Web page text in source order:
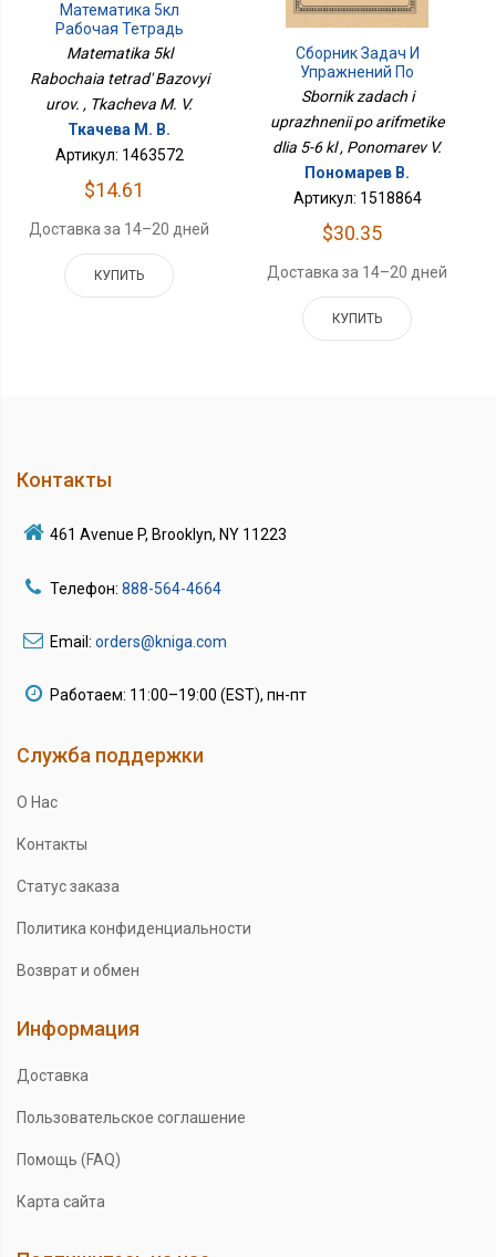
Математика 5кл
Рабочая Тетрадь
Базовый Уров.
Matematika 5kl
Rabochaia tetrad' Bazovyi
urov. , Tkacheva M. V.
Ткачева М. В.
Артикул: 1463572
$14.61
Доставка за 14–20 дней
КУПИТЬ
Сборник Задач И
Упражнений По
Арифметике Для 5-6 Кл
Sbornik zadach i
uprazhnenii po arifmetike
dlia 5-6 kl , Ponomarev V.
Пономарев В.
Артикул: 1518864
$30.35
Доставка за 14–20 дней
КУПИТЬ
Контакты
461 Avenue P, Brooklyn, NY 11223
Телефон: 888-564-4664
Email: orders@kniga.com
Работаем: 11:00–19:00 (EST), пн-пт
Служба поддержки
О Нас
Контакты
Статус заказа
Политика конфиденциальности
Возврат и обмен
Информация
Доставка
Пользовательское соглашение
Помощь (FAQ)
Карта сайта